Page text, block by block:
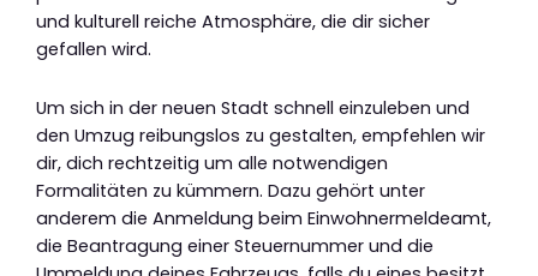
und kulturell reiche Atmosphäre, die dir sicher
gefallen wird.
Um sich in der neuen Stadt schnell einzuleben und
den Umzug reibungslos zu gestalten, empfehlen wir
dir, dich rechtzeitig um alle notwendigen
Formalitäten zu kümmern. Dazu gehört unter
anderem die Anmeldung beim Einwohnermeldeamt,
die Beantragung einer Steuernummer und die